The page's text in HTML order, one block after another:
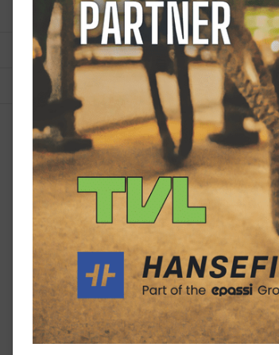
Mo Di Mi
3
10 11
18
Mitglieder-Service
Alles zur
Fragen & Antworten